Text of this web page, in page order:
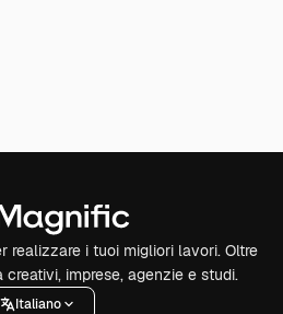
realizzare i tuoi migliori lavori. Oltre
creativi, imprese, agenzie e studi.
Italiano